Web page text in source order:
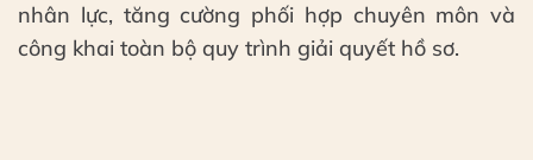
nhân lực, tăng cường phối hợp chuyên môn và
công khai toàn bộ quy trình giải quyết hồ sơ.